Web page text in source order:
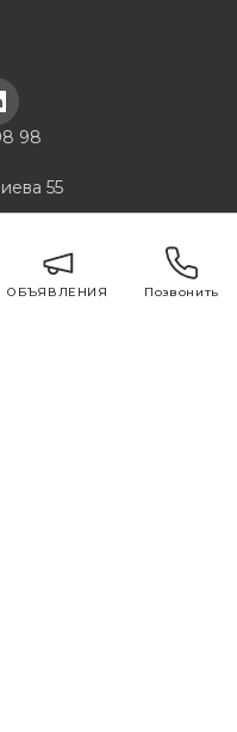
ОБЪЯВЛЕНИЯ Позвонить
98
55
и продажа
дизайн